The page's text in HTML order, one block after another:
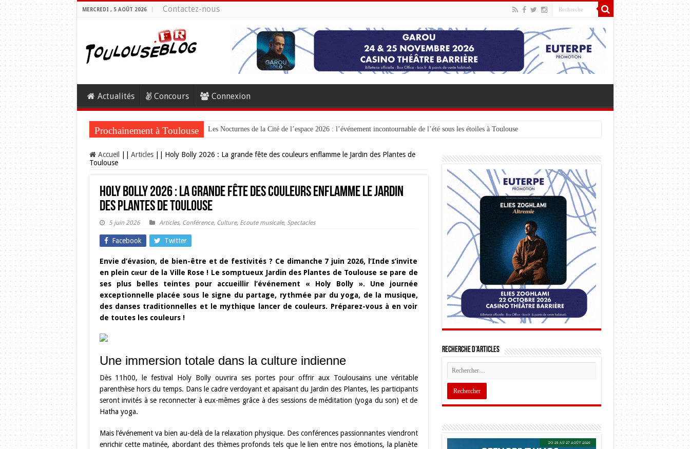
MERCREDI , 5 AOÛT 2026 Contactez-nous
Actualités Concours Connexion
Prochainement à Toulouse Les Nocturnes de la Cité de l’espace 2026 : l’événement incontournable de l’été sous les étoiles à Toulouse
Accueil Articles
Holy Bolly 2026 : La grande fête des couleurs enflamme le Jardin des Plantes de
Toulouse
Holy Bolly 2026 : La grande fête des couleurs enflamme le Jardin
des Plantes de Toulouse
5 juin 2026 Articles, Conférence, Culture, Ecoute musicale, Spectacles
Facebook Twitter
Envie d’évasion, de bien-être et de festivités ? Ce dimanche 7 juin 2026, l’Inde s’invite
en plein cœur de la Ville Rose ! Le somptueux Jardin des Plantes de Toulouse se pare de
ses plus belles teintes pour accueillir l’événement « Holy Bolly ». Une journée
exceptionnelle placée sous le signe du partage, rythmée par du yoga, de la musique,
des danses traditionnelles et le mythique lancer de couleurs. Préparez-vous à en voir
de toutes les couleurs !
Une immersion totale dans la culture indienne
Dès 11h00, le festival Holy Bolly ouvrira ses portes pour offrir aux Toulousains une véritable
parenthèse hors du temps. Dans le cadre verdoyant et apaisant du Jardin des Plantes, les participants
seront invités à se reconnecter à eux-mêmes grâce à des sessions de méditation (yoga du son) et de
Hatha yoga.
Mais l’événement va bien au-delà de la relaxation physique. Des conférences passionnantes viendront
enrichir cette matinée, abordant des thèmes profonds tels que le lien entre nos émotions, la planète
Recherche d’articles